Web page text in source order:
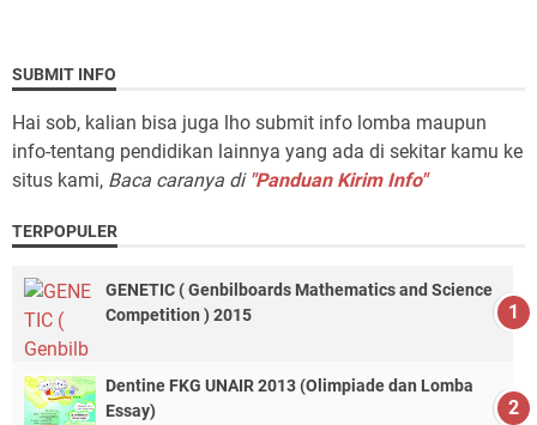
SUBMIT INFO
Hai sob, kalian bisa juga lho submit info lomba maupun
info-tentang pendidikan lainnya yang ada di sekitar kamu ke
situs kami, Baca caranya di "Panduan Kirim Info"
TERPOPULER
GENETIC ( Genbilboards Mathematics and Science
Competition ) 2015
Dentine FKG UNAIR 2013 (Olimpiade dan Lomba
Essay)